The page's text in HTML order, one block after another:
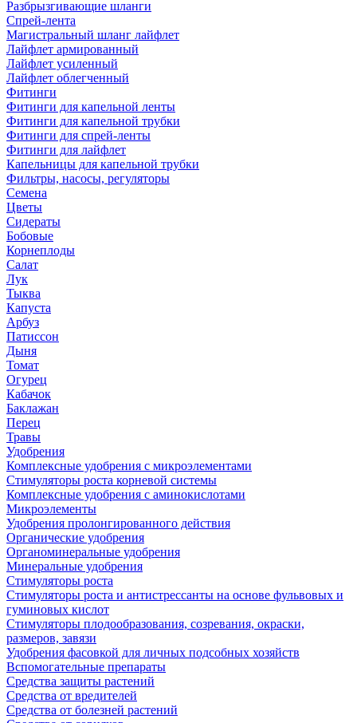
Разбрызгивающие шланги
Спрей-лента
Магистральный шланг лайфлет
Лайфлет армированный
Лайфлет усиленный
Лайфлет облегченный
Фитинги
Фитинги для капельной ленты
Фитинги для капельной трубки
Фитинги для спрей-ленты
Фитинги для лайфлет
Капельницы для капельной трубки
Фильтры, насосы, регуляторы
Семена
Цветы
Сидераты
Бобовые
Корнеплоды
Салат
Лук
Тыква
Капуста
Арбуз
Патиссон
Дыня
Томат
Огурец
Кабачок
Баклажан
Перец
Травы
Удобрения
Комплексные удобрения с микроэлементами
Стимуляторы роста корневой системы
Комплексные удобрения с аминокислотами
Микроэлементы
Удобрения пролонгированного действия
Органические удобрения
Органоминеральные удобрения
Минеральные удобрения
Стимуляторы роста
Стимуляторы роста и антистрессанты на основе фульвовых и
гуминовых кислот
Стимуляторы плодообразования, созревания, окраски,
размеров, завязи
Удобрения фасовкой для личных подсобных хозяйств
Вспомогательные препараты
Средства защиты растений
Средства от вредителей
Средства от болезней растений